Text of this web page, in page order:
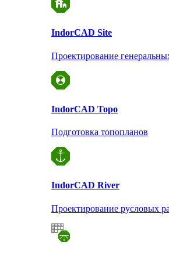
IndorCAD Site
Проектирование
IndorCAD Topo
Подготовка топопланов
IndorCAD River
Проектирование русловых